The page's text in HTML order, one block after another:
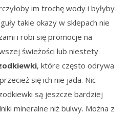
im trochę wody i byłyby
takie okazy w sklepach nie
i robi się promocje na
świeżości lub niestety
, które często odrywa
się ich nie jada. Nic
są jeszcze bardziej
mineralne niż bulwy. Można z